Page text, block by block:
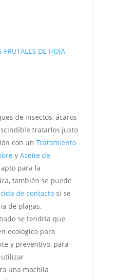
DE HOJA
de insectos, ácaros
tratarlos justo
con un Tratamiento
y Aceite de
para la
también se puede
de contactosi se
de plagas.
se tendría que
ecológico para
y preventivo, para
utilizar
una mochila